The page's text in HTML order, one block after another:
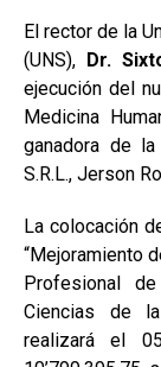
El rector de la
(UNS), Dr.
ejecución del
Medicina
ganadora de
S.R.L., Jerson
La colocación
“Mejoramiento
Profesional
Ciencias de
realizará el